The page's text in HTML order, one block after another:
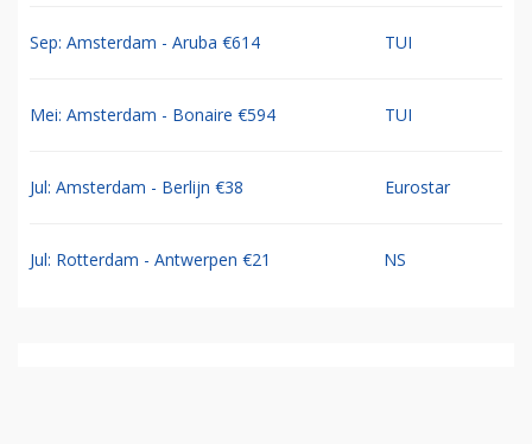
Sep: Amsterdam - Aruba €614 TUI
Mei: Amsterdam - Bonaire €594 TUI
Jul: Amsterdam - Berlijn €38 Eurostar
Jul: Rotterdam - Antwerpen €21 NS